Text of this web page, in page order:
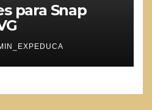
para Snap